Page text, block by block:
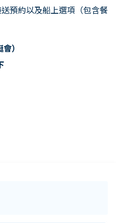
預約以及船上選項（包含餐
）